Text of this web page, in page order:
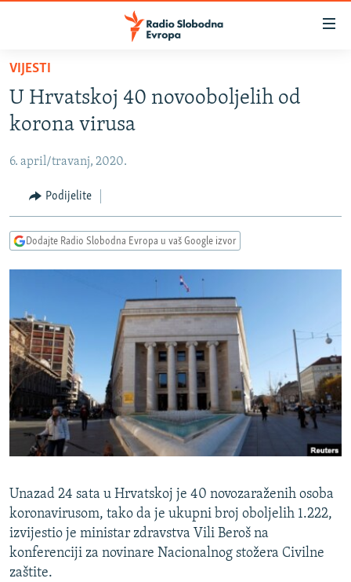
Pređite
glavni
sadržaj
na
navigaciju
Pređite
na
BOSNA I HERCEGOVINA
KOSOVO
CRNA GORA
VIDEO
INFOGRAFIKE
PODCASTI
KINA NA BALKANU
RSE PRIČE IZ SVIJETA
ISPRIČAJ MI
DNEVNO@RSE
SPECIJALI RSE
VIŠE OD NASLOVA
POPLAVE I KLIZIŠTA U BIH 2024.
TV LIBERTY
POST SCRIPTUM
Sve RFE/RL stranice
VIJESTI
U Hrvatskoj 40 novooboljelih od
korona virusa
6. april/travanj, 2020.
Podijelite
Dodajte Radio Slobodna Evropa u vaš Google izvor
Unazad 24 sata u Hrvatskoj je 40 novozaraženih osoba
koronavirusom, tako da je ukupni broj oboljelih 1.222,
izvijestio je ministar zdravstva Vili Beroš na
konferenciji za novinare Nacionalnog stožera Civilne
zaštite.